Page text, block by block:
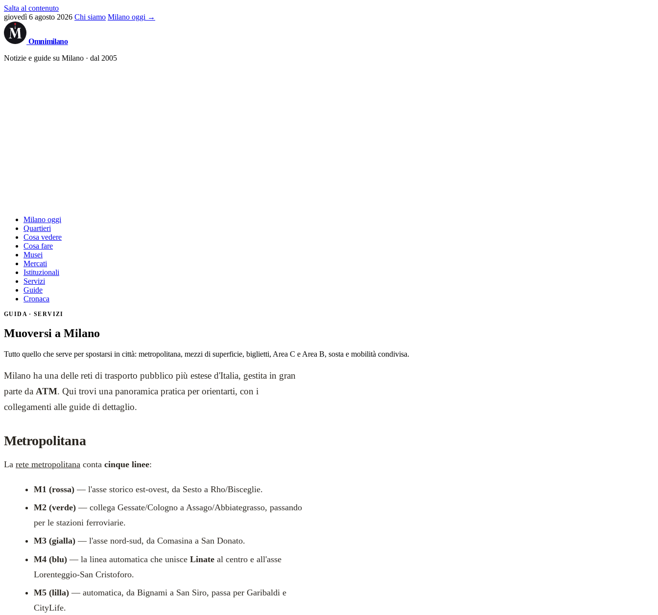
Salta al contenuto
giovedì 6 agosto 2026 Chi siamo Milano oggi →
Omnimilano
Notizie e guide su Milano · dal 2005
Milano oggi
Quartieri
Cosa vedere
Cosa fare
Musei
Mercati
Istituzionali
Servizi
Guide
Cronaca
GUIDA · SERVIZI
Muoversi a Milano
Tutto quello che serve per spostarsi in città: metropolitana, mezzi di superficie, biglietti, Area C e Area B, sosta e mobilità condivisa.
Milano ha una delle reti di trasporto pubblico più estese d'Italia, gestita in gran
parte da ATM. Qui trovi una panoramica pratica per orientarti, con i
collegamenti alle guide di dettaglio.
Metropolitana
La rete metropolitana conta cinque linee:
M1 (rossa)— l'asse storico est-ovest, da Sesto a Rho/Bisceglie.
M2 (verde)— collega Gessate/Cologno a Assago/Abbiategrasso, passando
per le stazioni ferroviarie.
M3 (gialla)— l'asse nord-sud, da Comasina a San Donato.
M4 (blu)— la linea automatica che unisce Linateal centro e all'asse
Lorenteggio-San Cristoforo.
M5 (lilla)— automatica, da Bignami a San Siro, passa per Garibaldi e
CityLife.